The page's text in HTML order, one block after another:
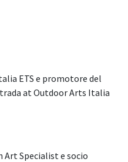
ETS e promotore del
at Outdoor Arts Italia
Art Specialist e socio